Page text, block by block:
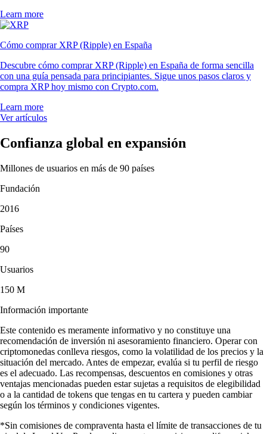
Learn more
Cómo comprar XRP (Ripple) en España
Descubre cómo comprar XRP (Ripple) en España de forma sencilla
con una guía pensada para principiantes. Sigue unos pasos claros y
compra XRP hoy mismo con Crypto.com.
Learn more
Ver artículos
Confianza global en expansión
Millones de usuarios en más de 90 países
Fundación
2016
Países
90
Usuarios
150 M
Información importante
Este contenido es meramente informativo y no constituye una
recomendación de inversión ni asesoramiento financiero. Operar con
criptomonedas conlleva riesgos, como la volatilidad de los precios y la
situación del mercado. Antes de empezar, evalúa si tu perfil de riesgo
es el adecuado. Las recompensas, descuentos en comisiones y otras
ventajas mencionadas pueden estar sujetas a requisitos de elegibilidad
o a la cantidad de tokens que tengas en tu cartera y pueden cambiar
según los términos y condiciones vigentes.
*Sin comisiones de compraventa hasta el límite de transacciones de tu